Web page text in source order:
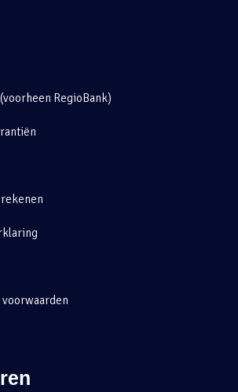
RegioBank)